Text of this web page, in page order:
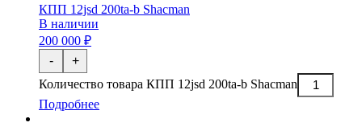
КПП 12jsd 200ta-b Shacman
В наличии
200 000 ₽
-
Количество товара КПП 12jsd 200ta-b Shacman
+
Подробнее